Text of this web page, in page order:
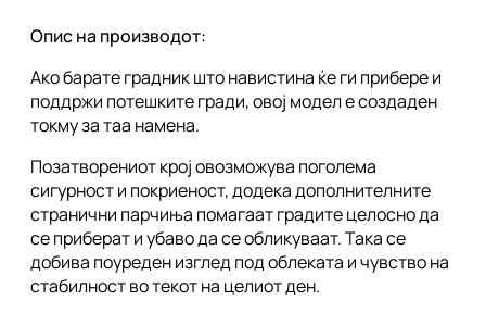
Опис на производот:
Ако барате градник што навистина ќе ги прибере и
поддржи потешките гради, овој модел е создаден
токму за таа намена.
Позатворениот крој овозможува поголема
сигурност и покриеност, додека дополнителните
странични парчиња помагаат градите целосно да
се приберат и убаво да се обликуваат. Така се
добива поуреден изглед под облеката и чувство на
стабилност во текот на целиот ден.